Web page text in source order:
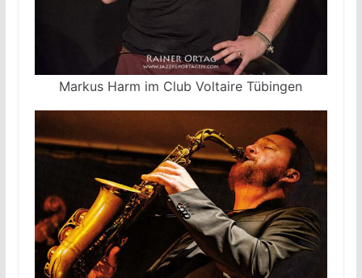
Markus Harm im Club Voltaire Tübingen